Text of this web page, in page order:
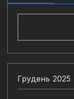
Грудень 2025